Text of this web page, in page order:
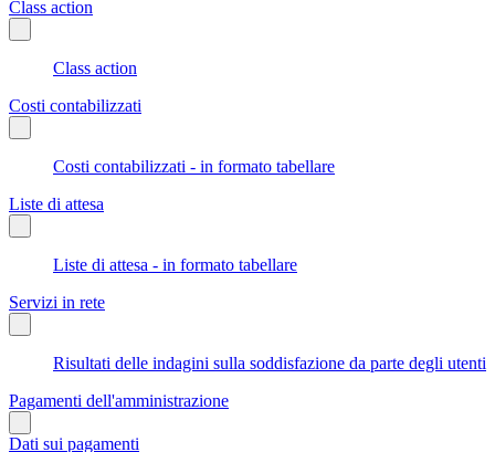
Class action
Class action
Costi contabilizzati
Costi contabilizzati - in formato tabellare
Liste di attesa
Liste di attesa - in formato tabellare
Servizi in rete
Risultati delle indagini sulla soddisfazione da parte degli utenti
Pagamenti dell'amministrazione
Dati sui pagamenti